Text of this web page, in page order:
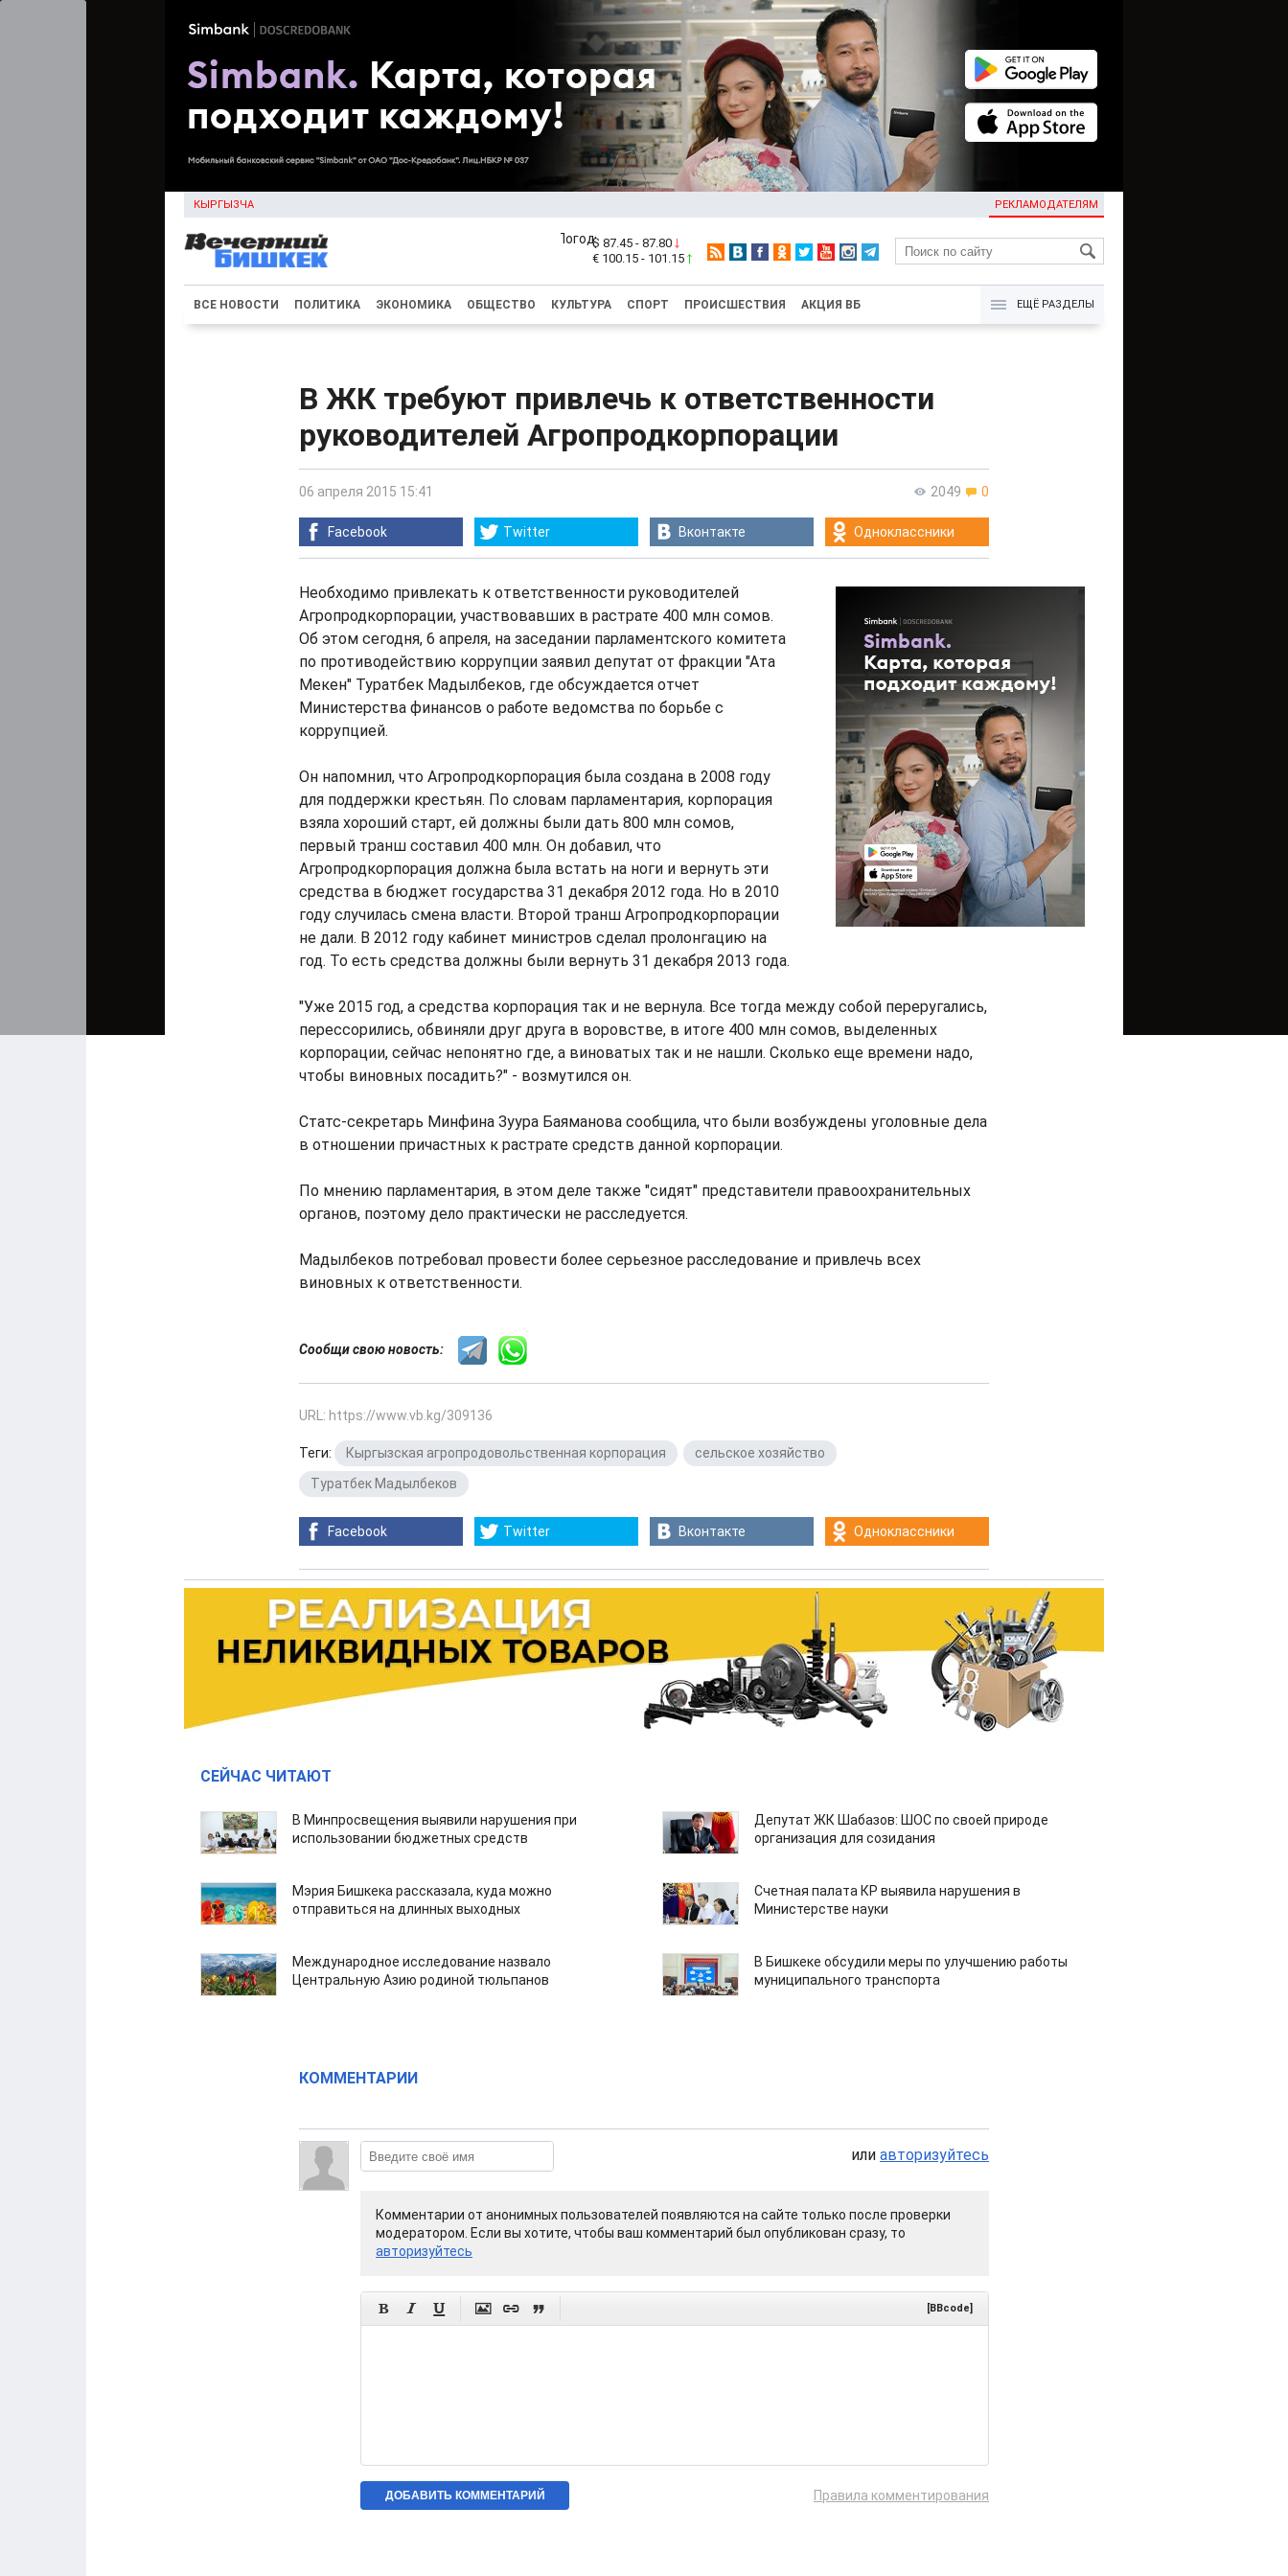
КЫРГЫЗЧА РЕКЛАМОДАТЕЛЯМ
KG
$ 87.45 - 87.80
€ 100.15 - 101.15
ВСЕ НОВОСТИ ПОЛИТИКА ЭКОНОМИКА ОБЩЕСТВО КУЛЬТУРА СПОРТ ПРОИСШЕСТВИЯ АКЦИЯ ВБ ЕЩЁ РАЗДЕЛЫ
В ЖК требуют привлечь к ответственности
руководителей Агропродкорпорации
2049 0
06 апреля 2015 15:41
Facebook Twitter Вконтакте Одноклассники
Необходимо привлекать к ответственности руководителей
Агропродкорпорации, участвовавших в растрате 400 млн сомов.
Об этом сегодня, 6 апреля, на заседании парламентского комитета
по противодействию коррупции заявил депутат от фракции "Ата
Мекен" Туратбек Мадылбеков, где обсуждается отчет
Министерства финансов о работе ведомства по борьбе с
коррупцией.
Он напомнил, что Агропродкорпорация была создана в 2008 году
для поддержки крестьян. По словам парламентария, корпорация
взяла хороший старт, ей должны были дать 800 млн сомов,
первый транш составил 400 млн. Он добавил, что
Агропродкорпорация должна была встать на ноги и вернуть эти
средства в бюджет государства 31 декабря 2012 года. Но в 2010
году случилась смена власти. Второй транш Агропродкорпорации
не дали. В 2012 году кабинет министров сделал пролонгацию на
год. То есть средства должны были вернуть 31 декабря 2013 года.
"Уже 2015 год, а средства корпорация так и не вернула. Все тогда между собой переругались,
перессорились, обвиняли друг друга в воровстве, в итоге 400 млн сомов, выделенных
корпорации, сейчас непонятно где, а виноватых так и не нашли. Сколько еще времени надо,
чтобы виновных посадить?" - возмутился он.
Статс-секретарь Минфина Зуура Баяманова сообщила, что были возбуждены уголовные дела
в отношении причастных к растрате средств данной корпорации.
По мнению парламентария, в этом деле также "сидят" представители правоохранительных
органов, поэтому дело практически не расследуется.
Мадылбеков потребовал провести более серьезное расследование и привлечь всех
виновных к ответственности.
Сообщи свою новость:
URL: https://www.vb.kg/309136
Теги: Кыргызская агропродовольственная корпорация сельское хозяйство
Туратбек Мадылбеков
Facebook Twitter Вконтакте Одноклассники
СЕЙЧАС ЧИТАЮТ
В Минпросвещения выявили нарушения при
использовании бюджетных средств
Депутат ЖК Шабазов: ШОС по своей природе
организация для созидания
Мэрия Бишкека рассказала, куда можно
отправиться на длинных выходных
Счетная палата КР выявила нарушения в
Министерстве науки
Международное исследование назвало
Центральную Азию родиной тюльпанов
В Бишкеке обсудили меры по улучшению работы
муниципального транспорта
КОММЕНТАРИИ
или авторизуйтесь
Комментарии от анонимных пользователей появляются на сайте только после проверки
модератором. Если вы хотите, чтобы ваш комментарий был опубликован сразу, то
авторизуйтесь
      [BBcode]
Правила комментирования